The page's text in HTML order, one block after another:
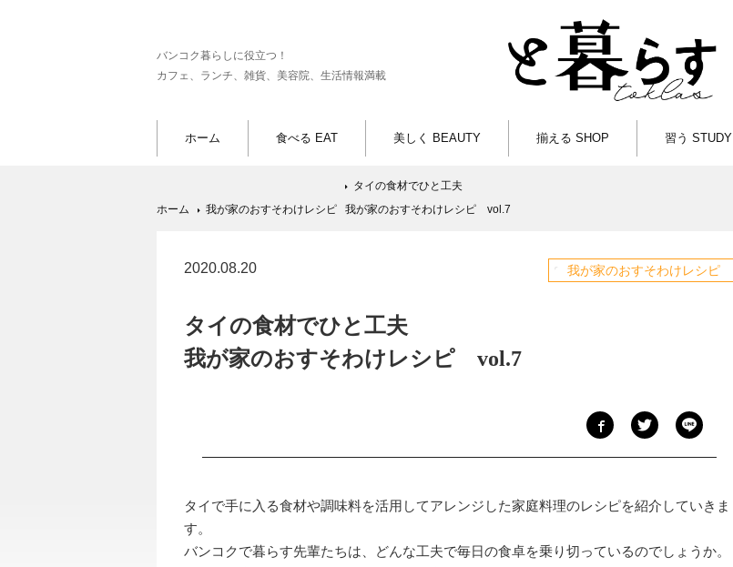
バンコク暮らしに役立つ！
カフェ、ランチ、雑貨、美容院、生活情報満載
ホーム 食べる EAT 美しく BEAUTY 揃える SHOP 習う STUDY
ホーム 我が家のおすそわけレシピ
タイの食材でひと工夫
我が家のおすそわけレシピ vol.7
2020.08.20 我が家のおすそわけレシピ
タイの食材でひと工夫
我が家のおすそわけレシピ vol.7
タイで手に入る食材や調味料を活用してアレンジした家庭料理のレシピを紹介していきま
す。
バンコクで暮らす先輩たちは、どんな工夫で毎日の食卓を乗り切っているのでしょうか。